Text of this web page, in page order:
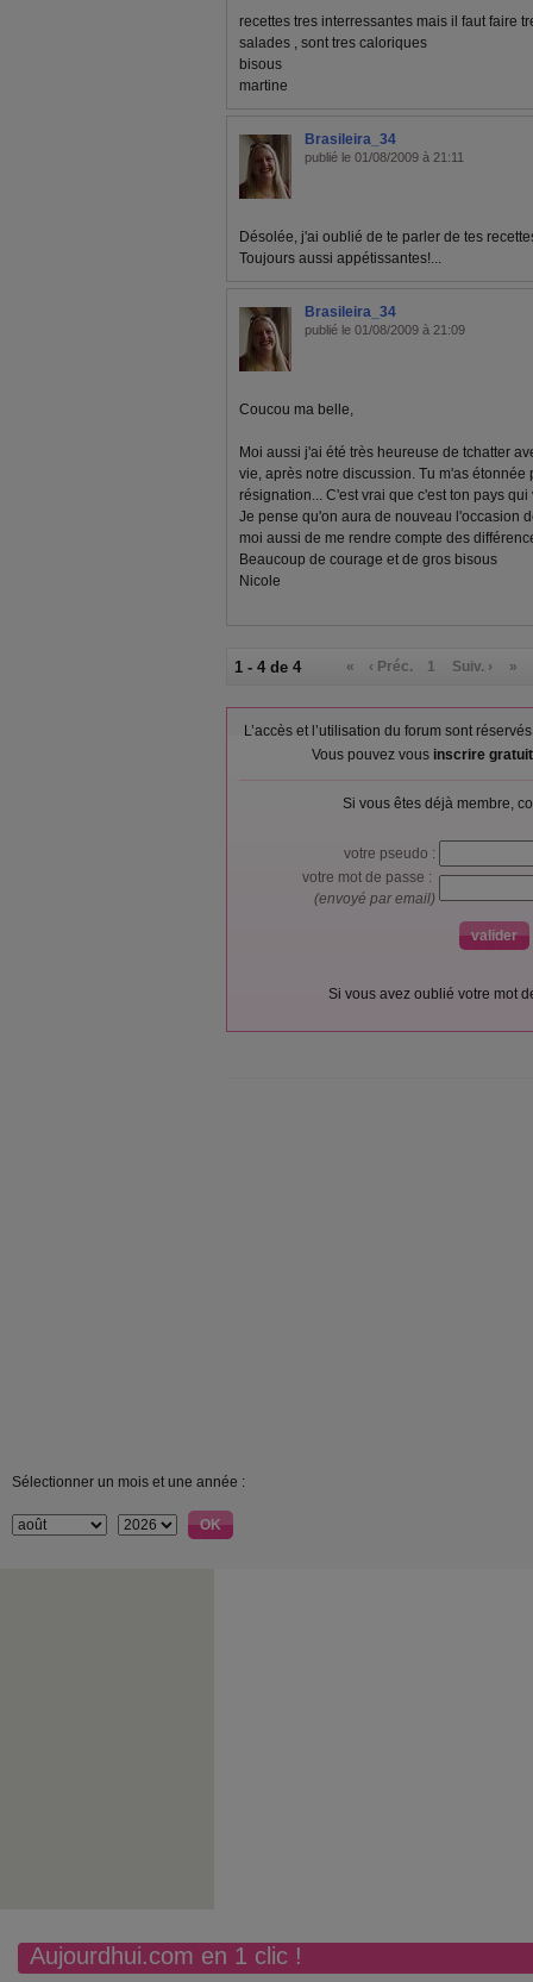
recettes tres interressantes mais il faut faire
salades , sont tres caloriques
bisous
martine
Brasileira_34
publié le 01/08/2009 à 21:11
Désolée, j'ai oublié de te parler de tes
Toujours aussi appétissantes!...
Brasileira_34
publié le 01/08/2009 à 21:09
Coucou ma belle,
Moi aussi j'ai été très heureuse de tchatter
vie, après notre discussion. Tu m'as
résignation... C'est vrai que c'est ton pays qui
Je pense qu'on aura de nouveau l'occasion
moi aussi de me rendre compte des
Beaucoup de courage et de gros bisous
Nicole
1 - 4 de 4 « ‹ Préc. 1 Suiv. › »
L’accès et l’utilisation du forum sont
Vous pouvez vous inscrire
Si vous êtes déjà membre,
votre pseudo :
votre mot de passe :
(envoyé par email)
Si vous avez oublié votre mot
Sélectionner un mois et une année :
Aujourdhui.com en 1 clic !